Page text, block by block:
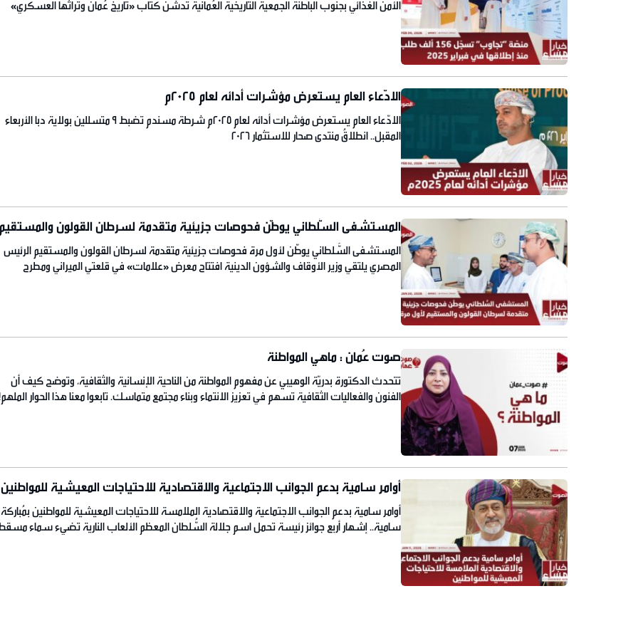
الأمن الغذائي بجنوب الباطنة الجمعية التاريخية العُمانية تدشّن كتاب «تاريخ عُمان وتراثها العسكري»
الادّعاء العام يستعرض مؤشرات أدائه لعام 2025م
الادّعاء العام يستعرض مؤشرات أدائه لعام 2025م شرطة مسندم تضبط 9 متسللين بولاية دبا الأربعاء
المقبل.. انطلاقُ منتدى صحار للاستثمار 2026
المستشفى السُّلطاني يوطّن فحوصات جزيئية متقدمة لسرطان القولون والمستقيم
المستشفى السُّلطاني يوطّن لأول مرة فحوصات جزيئية متقدمة لسرطان القولون والمستقيم الرئيس
المصري يلتقي وزير الأوقاف والشؤون الدينية افتتاح معرض «علامات» في قلعتي الميراني ومطرح
صوت عُمان : ماهي المواطنة
تتحدث الدكتورة بدريّة الوهيبي عن مفهوم المواطنة من الناحية الإنسانية والثقافية، وتوضح كيف أن
الفنون والفعاليات الثقافية تسهم في تعزيز الانتماء وبناء مجتمع متماسك. تابعوا معنا هذا الحوار
أوامر سامية بدعم الجوانب الاجتماعية والاقتصادية للاحتياجات المعيشية للمواطنين
أوامر سامية بدعم الجوانب الاجتماعية والاقتصادية الملامسة للاحتياجات المعيشية للمواطنين بمُباركة
سامية.. إشهار أربع جوائز رئيسة تحمل اسم جلالة السُّلطان المعظم الألعاب النارية تضيء سماء